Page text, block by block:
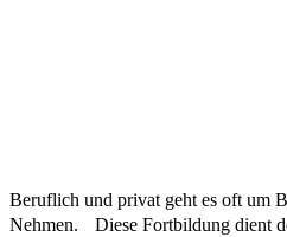
Beruflich und privat geht es oft um
Nehmen. Diese Fortbildung dient